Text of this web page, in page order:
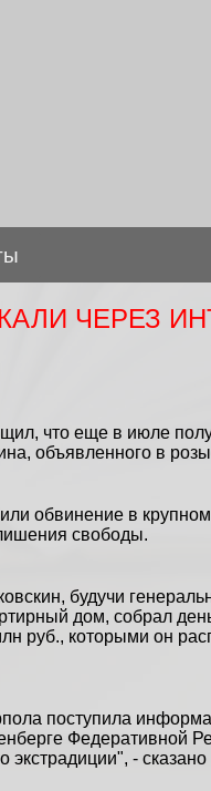
ЧЕРЕЗ
что еще в июле
объявленного в
обвинение в
свободы.
будучи
дом, собрал
руб., которыми он
поступила
Федеративной
экстрадиции", - сказано